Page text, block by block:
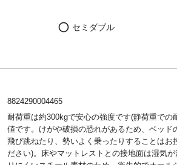
セミダブル
8824290004465
耐荷重は約300kgで安心の強度です(静荷重での
値です。けがや破損の恐れがあるため、ベッド
飛び跳ねたり、勢いよく乗ったりすることはお
ださい)。床やマットレストとの接地面は湿気が